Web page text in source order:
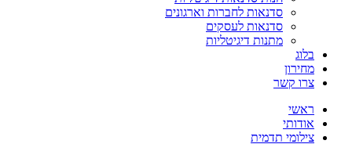
סדנאות לחברות וארגונים
סדנאות לעסקים
מתנות דיגיטליות
בלוג
מחירון
צרו קשר
ראשי
אודותי
צילומי תדמית